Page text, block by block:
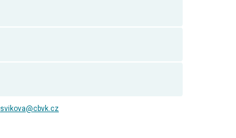
svikova@cbvk.cz